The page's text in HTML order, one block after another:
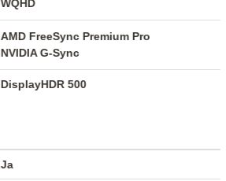
WQHD
AMD FreeSync Premium Pro
NVIDIA G-Sync
DisplayHDR 500
Ja